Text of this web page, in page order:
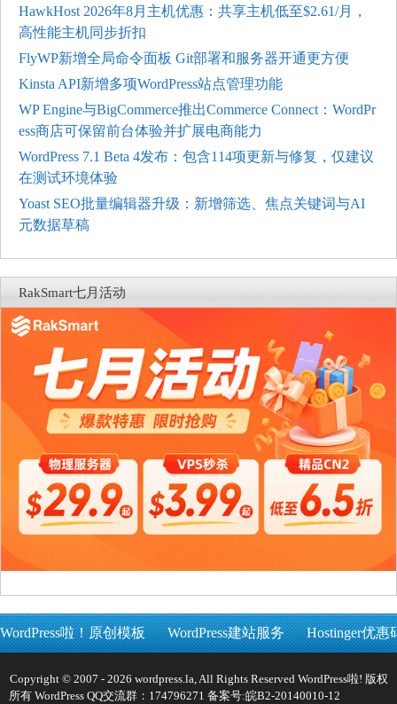
HawkHost 2026年8月主机优惠：共享主机低至$2.61/月，
高性能主机同步折扣
FlyWP新增全局命令面板 Git部署和服务器开通更方便
Kinsta API新增多项WordPress站点管理功能
WP Engine与BigCommerce推出Commerce Connect：WordPr
ess商店可保留前台体验并扩展电商能力
WordPress 7.1 Beta 4发布：包含114项更新与修复，仅建议
在测试环境体验
Yoast SEO批量编辑器升级：新增筛选、焦点关键词与AI
元数据草稿
RakSmart七月活动
WordPress啦！原创模板 WordPress建站服务 Hostinger优惠
Copyright © 2007 - 2026 wordpress.la, All Rights Reserved WordPress啦! 版权
所有 WordPress QQ交流群：174796271 备案号:皖B2-20140010-12